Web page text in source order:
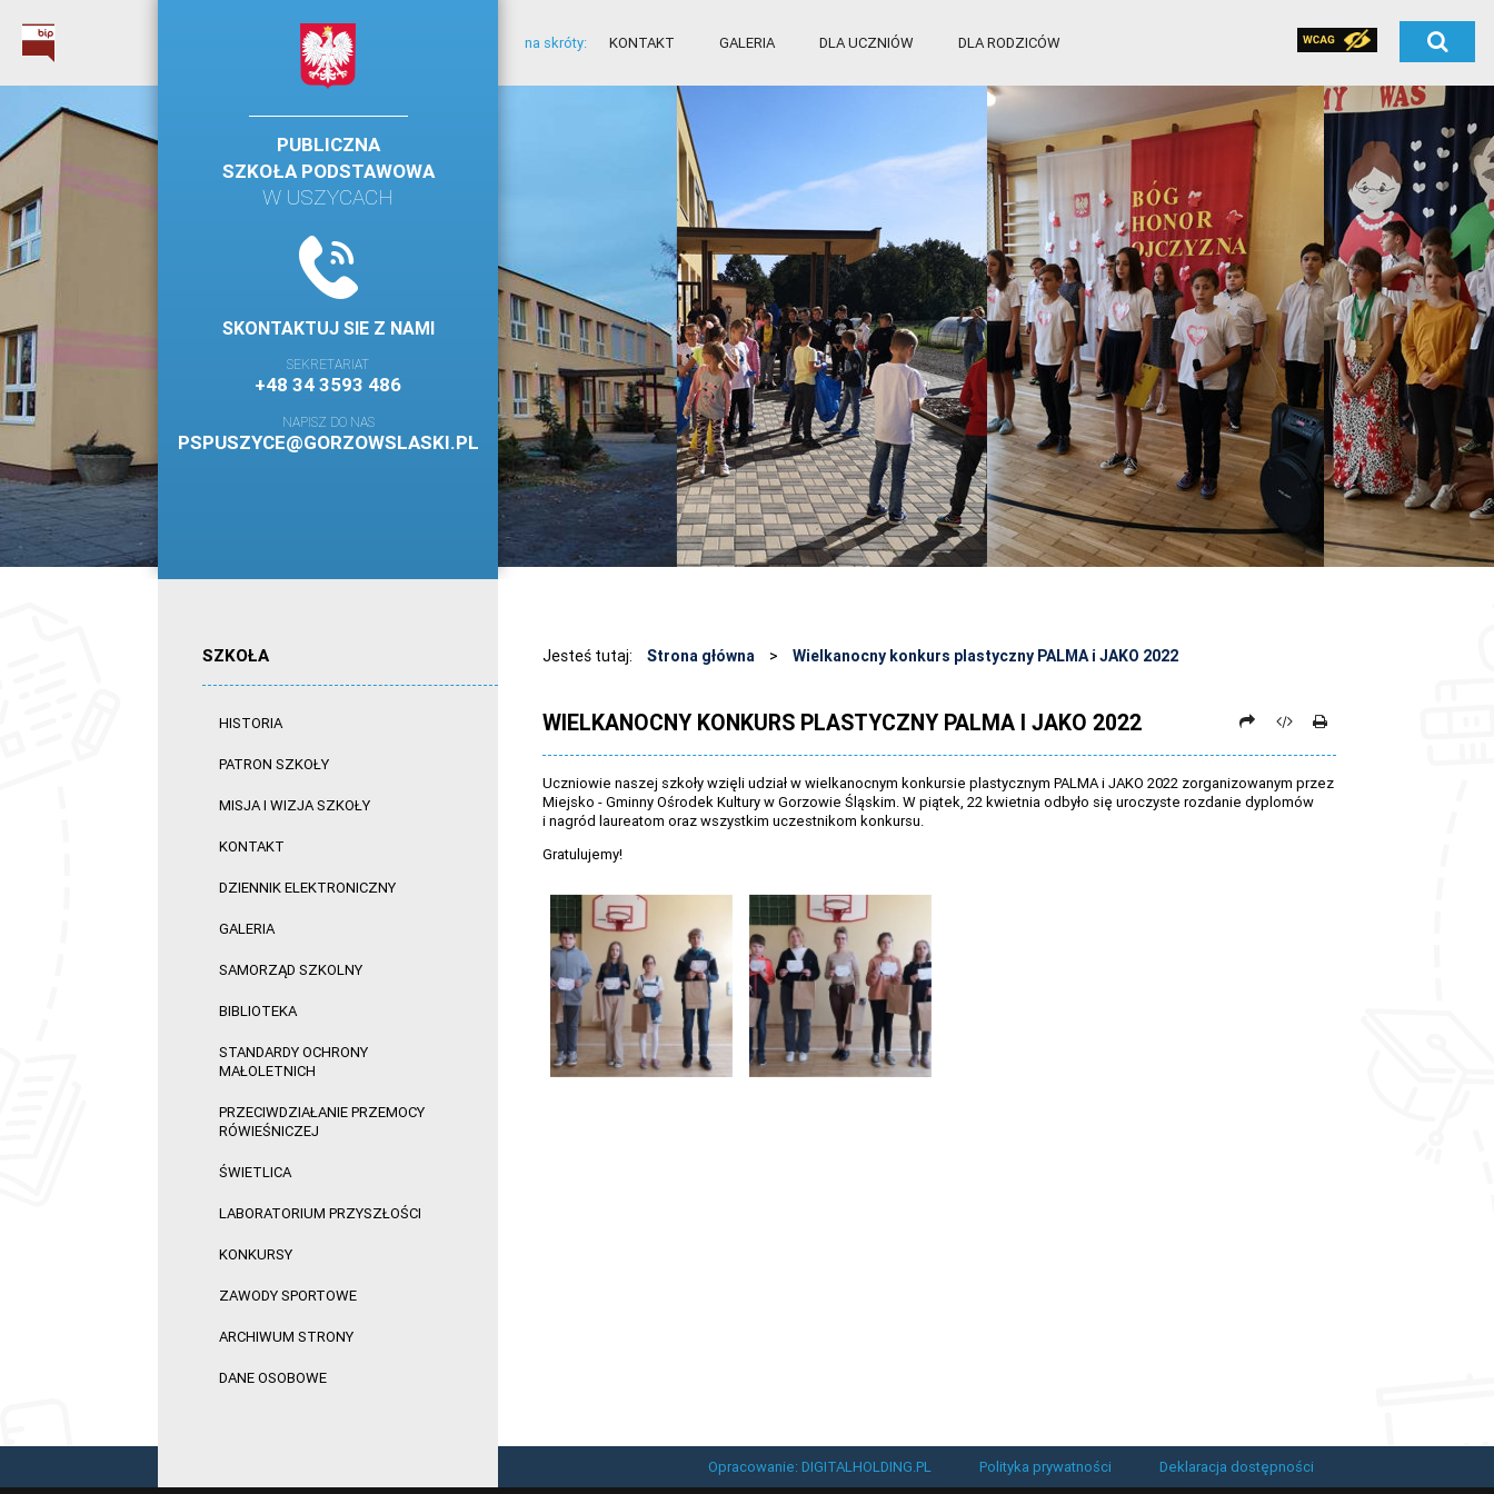
na skróty: KONTAKT GALERIA DLA UCZNIÓW DLA RODZICÓW
PUBLICZNA
SZKOŁA PODSTAWOWA
W USZYCACH
SKONTAKTUJ SIE Z NAMI
SEKRETARIAT
+48 34 3593 486
NAPISZ DO NAS
PSPUSZYCE@GORZOWSLASKI.PL
SZKOŁA
HISTORIA
PATRON SZKOŁY
MISJA I WIZJA SZKOŁY
KONTAKT
DZIENNIK ELEKTRONICZNY
GALERIA
SAMORZĄD SZKOLNY
BIBLIOTEKA
STANDARDY OCHRONY
MAŁOLETNICH
PRZECIWDZIAŁANIE PRZEMOCY
RÓWIEŚNICZEJ
ŚWIETLICA
LABORATORIUM PRZYSZŁOŚCI
KONKURSY
ZAWODY SPORTOWE
ARCHIWUM STRONY
DANE OSOBOWE
Jesteś tutaj: Strona główna > Wielkanocny konkurs plastyczny PALMA i JAKO 2022
WIELKANOCNY KONKURS PLASTYCZNY PALMA I JAKO 2022
Uczniowie naszej szkoły wzięli udział w wielkanocnym konkursie plastycznym PALMA i JAKO 2022 zorganizowanym przez
Miejsko - Gminny Ośrodek Kultury w Gorzowie Śląskim. W piątek, 22 kwietnia odbyło się uroczyste rozdanie dyplomów
i nagród laureatom oraz wszystkim uczestnikom konkursu.
Gratulujemy!
Opracowanie: DIGITALHOLDING.PL Polityka prywatności Deklaracja dostępności